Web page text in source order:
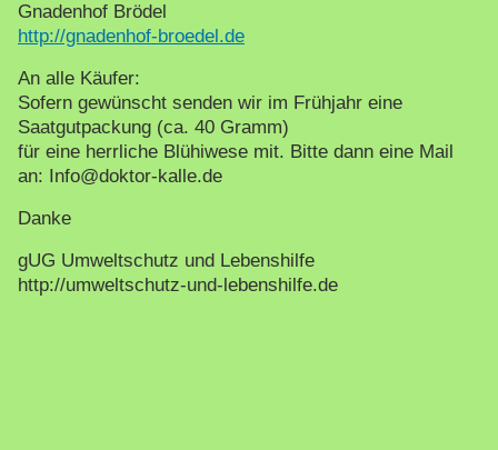
Gnadenhof Brödel
http://gnadenhof-broedel.de
An alle Käufer:
Sofern gewünscht senden wir im Frühjahr eine
Saatgutpackung (ca. 40 Gramm)
für eine herrliche Blühiwese mit. Bitte dann eine Mail
an: Info@doktor-kalle.de
Danke
gUG Umweltschutz und Lebenshilfe
http://umweltschutz-und-lebenshilfe.de